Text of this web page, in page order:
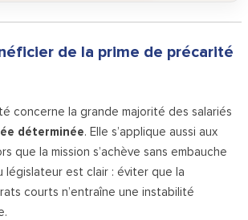
de la prime de précarité
concerne la grande majorité des salariés
déterminée. Elle s’applique aussi aux
que la mission s’achève sans embauche
législateur est clair : éviter que la
courts n’entraîne une instabilité